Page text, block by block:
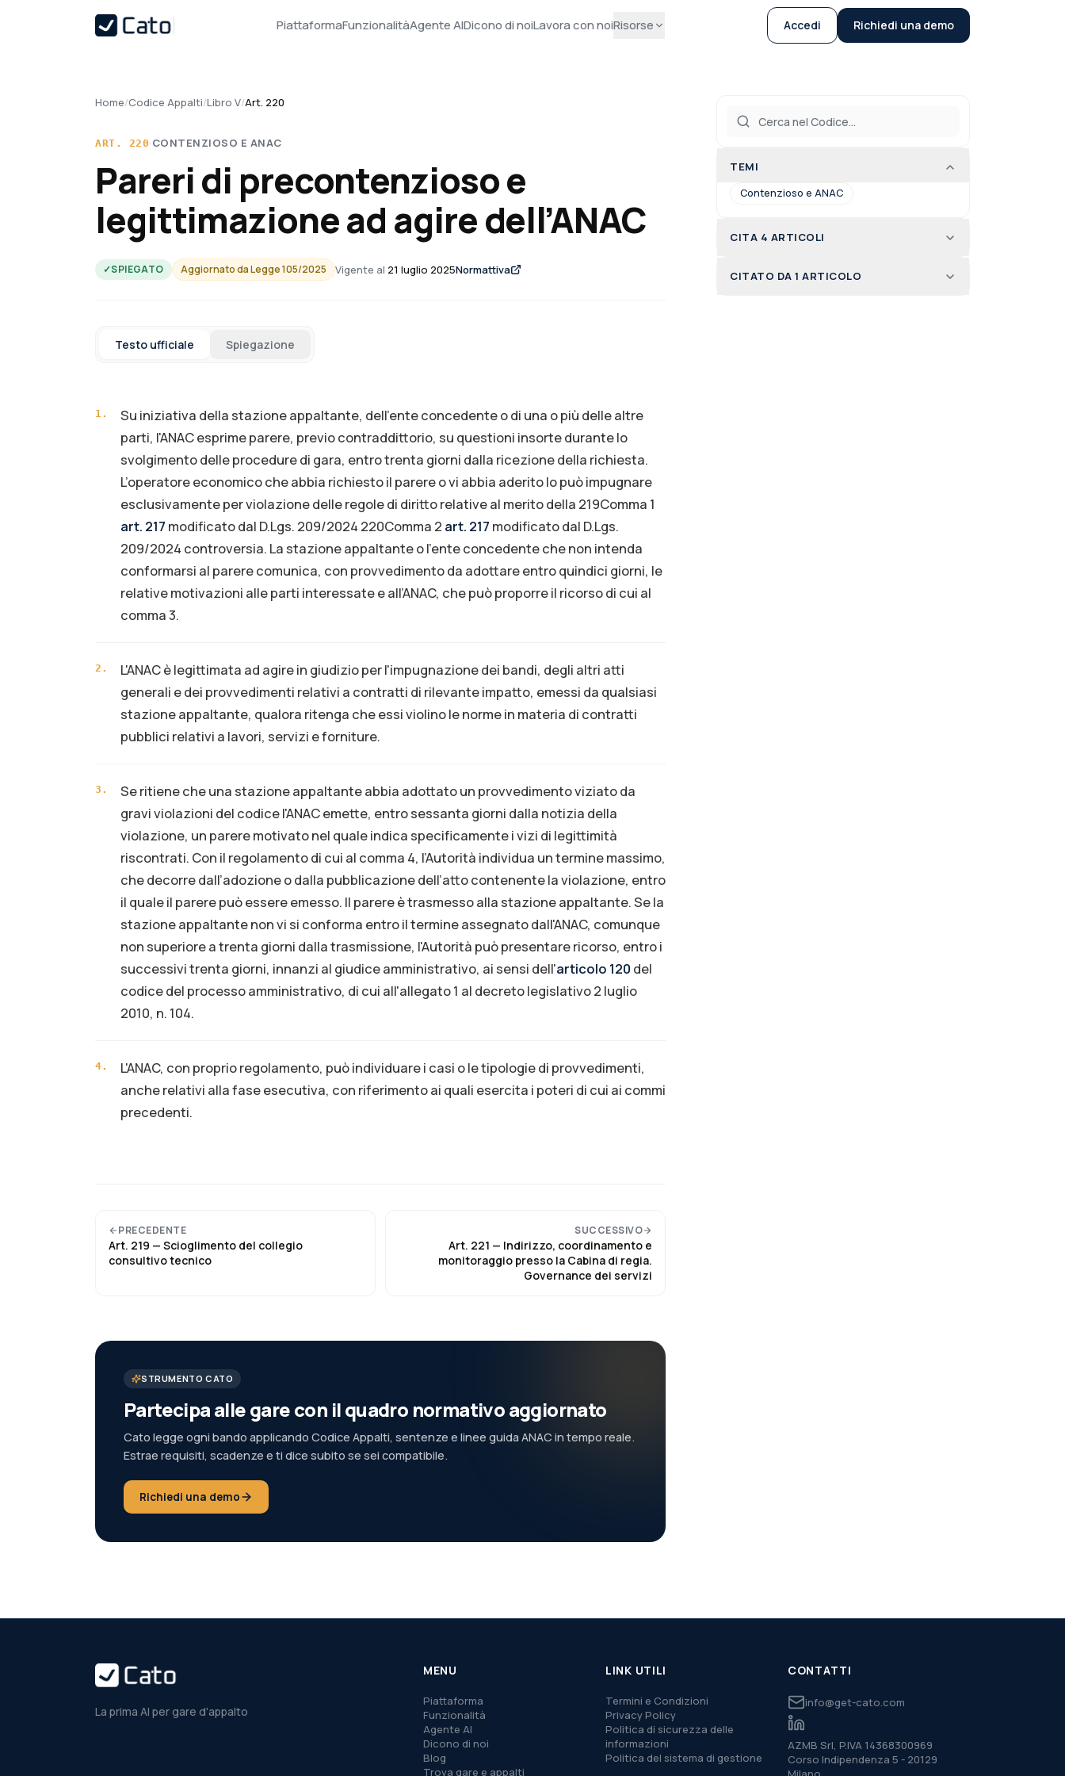
PiattaformaFunzionalitàAgente AIDicono di noiLavora con noiRisorse Accedi Richiedi una demo
Home/Codice Appalti/Libro V/Art. 220
ART. 220·CONTENZIOSO E ANAC
Pareri di precontenzioso e
legittimazione ad agire dell’ANAC
✓SPIEGATO Aggiornato daLegge 105/2025 Vigente al 21 luglio 2025Normattiva
Testo ufficiale Spiegazione
1.
Su iniziativa della stazione appaltante, dell’ente concedente o di una o più delle altre
parti, l'ANAC esprime parere, previo contraddittorio, su questioni insorte durante lo
svolgimento delle procedure di gara, entro trenta giorni dalla ricezione della richiesta.
L’operatore economico che abbia richiesto il parere o vi abbia aderito lo può impugnare
esclusivamente per violazione delle regole di diritto relative al merito della 219Comma 1
art. 217 modificato dal D.Lgs. 209/2024 220Comma 2 art. 217 modificato dal D.Lgs.
209/2024 controversia. La stazione appaltante o l’ente concedente che non intenda
conformarsi al parere comunica, con provvedimento da adottare entro quindici giorni, le
relative motivazioni alle parti interessate e all’ANAC, che può proporre il ricorso di cui al
comma 3.
2 .
L'ANAC è legittimata ad agire in giudizio per l'impugnazione dei bandi, degli altri atti
generali e dei provvedimenti relativi a contratti di rilevante impatto, emessi da qualsiasi
stazione appaltante, qualora ritenga che essi violino le norme in materia di contratti
pubblici relativi a lavori, servizi e forniture.
3 .
Se ritiene che una stazione appaltante abbia adottato un provvedimento viziato da
gravi violazioni del codice l'ANAC emette, entro sessanta giorni dalla notizia della
violazione, un parere motivato nel quale indica specificamente i vizi di legittimità
riscontrati. Con il regolamento di cui al comma 4, l’Autorità individua un termine massimo,
che decorre dall’adozione o dalla pubblicazione dell’atto contenente la violazione, entro
il quale il parere può essere emesso. Il parere è trasmesso alla stazione appaltante. Se la
stazione appaltante non vi si conforma entro il termine assegnato dall'ANAC, comunque
non superiore a trenta giorni dalla trasmissione, l'Autorità può presentare ricorso, entro i
successivi trenta giorni, innanzi al giudice amministrativo, ai sensi dell'articolo 120 del
codice del processo amministrativo, di cui all'allegato 1 al decreto legislativo 2 luglio
2010, n. 104.
4.
L'ANAC, con proprio regolamento, può individuare i casi o le tipologie di provvedimenti,
anche relativi alla fase esecutiva, con riferimento ai quali esercita i poteri di cui ai commi
precedenti.
PRECEDENTE
Art. 219 — Scioglimento del collegio
consultivo tecnico
SUCCESSIVO
Art. 221 — Indirizzo, coordinamento e
monitoraggio presso la Cabina di regia.
Governance dei servizi
STRUMENTO CATO
Partecipa alle gare con il quadro normativo aggiornato
Cato legge ogni bando applicando Codice Appalti, sentenze e linee guida ANAC in tempo reale.
Estrae requisiti, scadenze e ti dice subito se sei compatibile.
Richiedi una demo
TEMI
Contenzioso e ANAC
CITA 4 ARTICOLI
CITATO DA 1 ARTICOLO
La prima AI per gare d'appalto
MENU
Piattaforma
Funzionalità
Agente AI
Dicono di noi
Blog
Trova gare e appalti
LINK UTILI
Termini e Condizioni
Privacy Policy
Politica di sicurezza delle
informazioni
Politica del sistema di gestione
CONTATTI
info@get-cato.com
AZMB Srl, P.IVA 14368300969
Corso Indipendenza 5 - 20129